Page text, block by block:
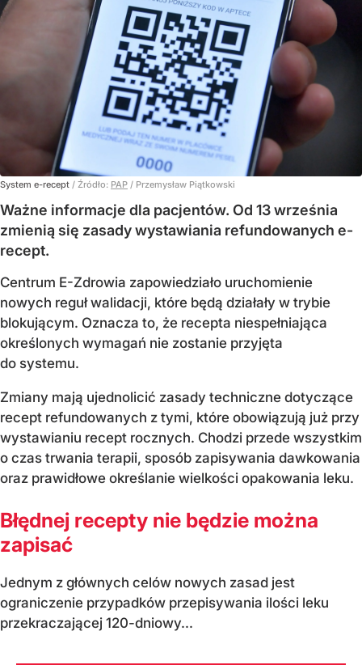
System e-recept / Źródło: PAP / Przemysław Piątkowski
Ważne informacje dla pacjentów. Od 13 września
zmienią się zasady wystawiania refundowanych e-
recept.
Centrum E-Zdrowia zapowiedziało uruchomienie
nowych reguł walidacji, które będą działały w trybie
blokującym. Oznacza to, że recepta niespełniająca
określonych wymagań nie zostanie przyjęta
do systemu.
Zmiany mają ujednolicić zasady techniczne dotyczące
recept refundowanych z tymi, które obowiązują już przy
wystawianiu recept rocznych. Chodzi przede wszystkim
o czas trwania terapii, sposób zapisywania dawkowania
oraz prawidłowe określanie wielkości opakowania leku.
Błędnej recepty nie będzie można
zapisać
Jednym z głównych celów nowych zasad jest
ograniczenie przypadków przepisywania ilości leku
przekraczającej 120-dniowy...